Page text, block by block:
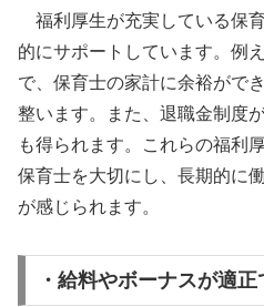
福利厚生が充実している保
的にサポートしています。例
で、保育士の家計に余裕がで
整います。また、退職金制度
も得られます。これらの福利
保育士を大切にし、長期的に
が感じられます。
・給料やボーナスが適正